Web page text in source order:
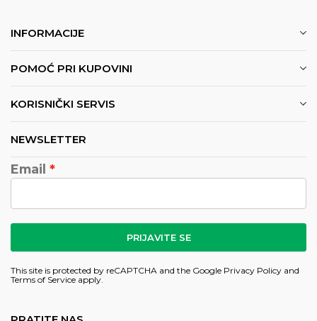
INFORMACIJE
POMOĆ PRI KUPOVINI
KORISNIČKI SERVIS
NEWSLETTER
Email
PRIJAVITE SE
This site is protected by reCAPTCHA and the Google Privacy Policy and
Terms of Service apply.